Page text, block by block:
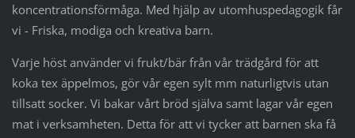
koncentrationsförmåga. Med hjälp av utomhuspedagogik får
vi - Friska, modiga och kreativa barn.
Varje höst använder vi frukt/bär från vår trädgård för att
koka tex äppelmos, gör vår egen sylt mm naturligtvis utan
tillsatt socker. Vi bakar vårt bröd själva samt lagar vår egen
mat i verksamheten. Detta för att vi tycker att barnen ska få